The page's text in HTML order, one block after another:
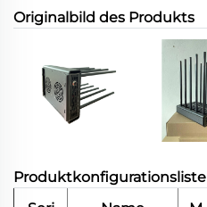
Originalbild des Produkts
Produktkonfigurationsliste